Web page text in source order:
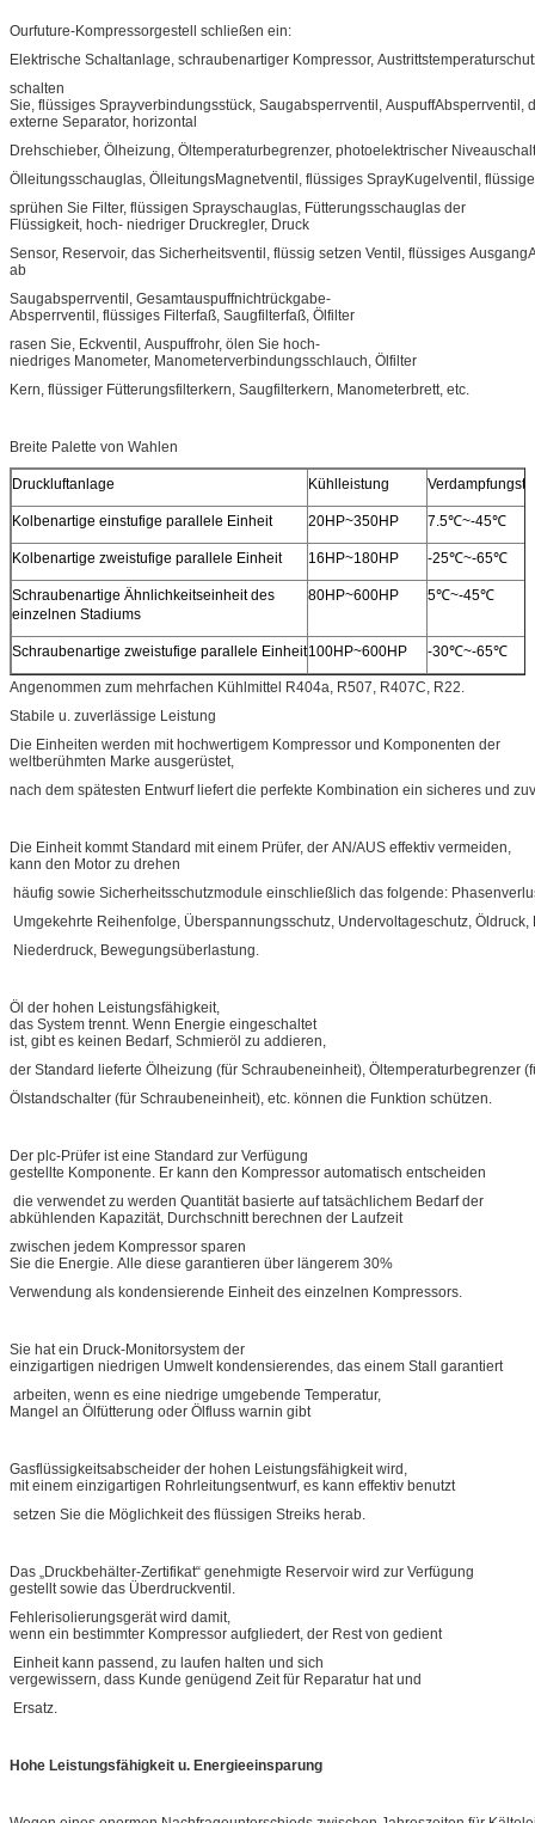
Ourfuture-Kompressorgestell schließen ein:
Elektrische Schaltanlage, schraubenartiger Kompressor,
schalten
Sie, flüssiges Sprayverbindungsstück, Saugabsperrventil, AuspuffAbsperrventil,
externe Separator, horizontal
Drehschieber, Ölheizung, Öltemperaturbegrenzer, photoelektrischer
Ölleitungsschauglas, ÖlleitungsMagnetventil, flüssiges SprayKugelventil,
sprühen Sie Filter, flüssigen Sprayschauglas, Fütterungsschauglas der
Flüssigkeit, hoch- niedriger Druckregler, Druck
Sensor, Reservoir, das Sicherheitsventil, flüssig setzen Ventil, flüssiges
ab
Saugabsperrventil, Gesamtauspuffnichtrückgabe-
Absperrventil, flüssiges Filterfaß, Saugfilterfaß, Ölfilter
rasen Sie, Eckventil, Auspuffrohr, ölen Sie hoch-
niedriges Manometer, Manometerverbindungsschlauch, Ölfilter
Kern, flüssiger Fütterungsfilterkern, Saugfilterkern, Manometerbrett, etc.
Breite Palette von Wahlen
Druckluftanlage Kühlleistung
Kolbenartige einstufige parallele Einheit 20HP~350HP 7.5℃~-45℃
Kolbenartige zweistufige parallele Einheit 16HP~180HP -25℃~-65℃
Schraubenartige Ähnlichkeitseinheit des
einzelnen Stadiums
80HP~600HP 5℃~-45℃
Schraubenartige zweistufige parallele Einheit100HP~600HP -30℃~-65℃
Angenommen zum mehrfachen Kühlmittel R404a, R507, R407C, R22.
Stabile u. zuverlässige Leistung
Die Einheiten werden mit hochwertigem Kompressor und Komponenten der
weltberühmten Marke ausgerüstet,
nach dem spätesten Entwurf liefert die perfekte Kombination ein sicheres und
Die Einheit kommt Standard mit einem Prüfer, der AN/AUS effektiv vermeiden,
kann den Motor zu drehen
häufig sowie Sicherheitsschutzmodule einschließlich das folgende:
Umgekehrte Reihenfolge, Überspannungsschutz, Undervoltageschutz, Öldruck,
Niederdruck, Bewegungsüberlastung.
Öl der hohen Leistungsfähigkeit,
das System trennt. Wenn Energie eingeschaltet
ist, gibt es keinen Bedarf, Schmieröl zu addieren,
der Standard lieferte Ölheizung (für Schraubeneinheit), Öltemperaturbegrenzer
Ölstandschalter (für Schraubeneinheit), etc. können die Funktion schützen.
Der plc-Prüfer ist eine Standard zur Verfügung
gestellte Komponente. Er kann den Kompressor automatisch entscheiden
die verwendet zu werden Quantität basierte auf tatsächlichem Bedarf der
abkühlenden Kapazität, Durchschnitt berechnen der Laufzeit
zwischen jedem Kompressor sparen
Sie die Energie. Alle diese garantieren über längerem 30%
Verwendung als kondensierende Einheit des einzelnen Kompressors.
Sie hat ein Druck-Monitorsystem der
einzigartigen niedrigen Umwelt kondensierendes, das einem Stall garantiert
arbeiten, wenn es eine niedrige umgebende Temperatur,
Mangel an Ölfütterung oder Ölfluss warnin gibt
Gasflüssigkeitsabscheider der hohen Leistungsfähigkeit wird,
mit einem einzigartigen Rohrleitungsentwurf, es kann effektiv benutzt
setzen Sie die Möglichkeit des flüssigen Streiks herab.
Das „Druckbehälter-Zertifikat“ genehmigte Reservoir wird zur Verfügung
gestellt sowie das Überdruckventil.
Fehlerisolierungsgerät wird damit,
wenn ein bestimmter Kompressor aufgliedert, der Rest von gedient
Einheit kann passend, zu laufen halten und sich
vergewissern, dass Kunde genügend Zeit für Reparatur hat und
Ersatz.
Hohe Leistungsfähigkeit u. Energieeinsparung